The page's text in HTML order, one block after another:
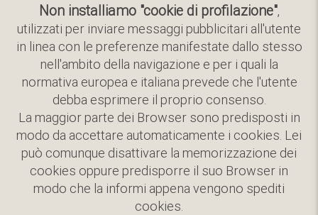
Non installiamo "cookie di profilazione",
utilizzati per inviare messaggi pubblicitari all'utente
in linea con le preferenze manifestate dallo stesso
nell'ambito della navigazione e per i quali la
normativa europea e italiana prevede che l'utente
debba esprimere il proprio consenso.
La maggior parte dei Browser sono predisposti in
modo da accettare automaticamente i cookies. Lei
può comunque disattivare la memorizzazione dei
cookies oppure predisporre il suo Browser in
modo che la informi appena vengono spediti
cookies.